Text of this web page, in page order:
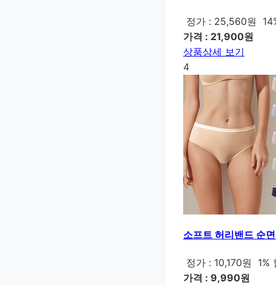
정가 : 25,560원
가격 : 21,900원
상품상세 보기
4
소프트 허리밴드 순
정가 : 10,170원
1%
가격 : 9,990원